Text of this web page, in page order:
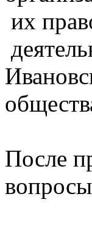
их
После